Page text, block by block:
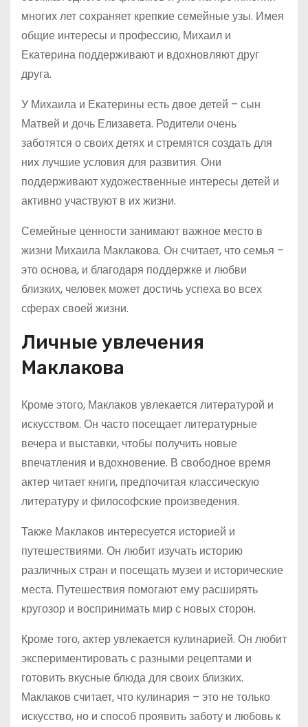
многих лет сохраняет крепкие семейные узы. Имея
общие интересы и профессию, Михаил и
Екатерина поддерживают и вдохновляют друг
друга.
У Михаила и Екатерины есть двое детей – сын
Матвей и дочь Елизавета. Родители очень
заботятся о своих детях и стремятся создать для
них лучшие условия для развития. Они
поддерживают художественные интересы детей и
активно участвуют в их жизни.
Семейные ценности занимают важное место в
жизни Михаила Маклакова. Он считает, что семья –
это основа, и благодаря поддержке и любви
близких, человек может достичь успеха во всех
сферах своей жизни.
Личные увлечения
Маклакова
Кроме этого, Маклаков увлекается литературой и
искусством. Он часто посещает литературные
вечера и выставки, чтобы получить новые
впечатления и вдохновение. В свободное время
актер читает книги, предпочитая классическую
литературу и философские произведения.
Также Маклаков интересуется историей и
путешествиями. Он любит изучать историю
различных стран и посещать музеи и исторические
места. Путешествия помогают ему расширять
кругозор и воспринимать мир с новых сторон.
Кроме того, актер увлекается кулинарией. Он любит
экспериментировать с разными рецептами и
готовить вкусные блюда для своих близких.
Маклаков считает, что кулинария – это не только
искусство, но и способ проявить заботу и любовь к